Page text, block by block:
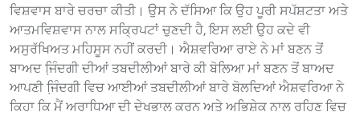
ਵਿਸ਼ਵਾਸ ਬਾਰੇ ਚਰਚਾ ਕੀਤੀ। ਉਸ ਨੇ ਦੱਸਿਆ ਕਿ ਉਹ ਪੂਰੀ ਸਪੱਸ਼ਟਤਾ ਅਤੇ
ਆਤਮਵਿਸ਼ਵਾਸ ਨਾਲ ਸਕ੍ਰਿਪਟਾਂ ਚੁਣਦੀ ਹੈ, ਇਸ ਲਈ ਉਹ ਕਦੇ ਵੀ
ਅਸੁਰੱਖਿਅਤ ਮਹਿਸੂਸ ਨਹੀਂ ਕਰਦੀ। ਐਸ਼ਵਰਿਆ ਰਾਏ ਨੇ ਮਾਂ ਬਣਨ ਤੋਂ
ਬਾਅਦ ਜਿ਼ੰਦਗੀ ਦੀਆਂ ਤਬਦੀਲੀਆਂ ਬਾਰੇ ਕੀ ਬੋਲਿਆ ਮਾਂ ਬਣਨ ਤੋਂ ਬਾਅਦ
ਆਪਣੀ ਜਿ਼ੰਦਗੀ ਵਿਚ ਆਈਆਂ ਤਬਦੀਲੀਆਂ ਬਾਰੇ ਬੋਲਦਿਆਂ ਐਸ਼ਵਰਿਆ ਨੇ
ਕਿਹਾ ਕਿ ਮੈਂ ਅਰਾਧਿਆ ਦੀ ਦੇਖਭਾਲ ਕਰਨ ਅਤੇ ਅਭਿਸ਼ੇਕ ਨਾਲ ਰਹਿਣ ਵਿਚ